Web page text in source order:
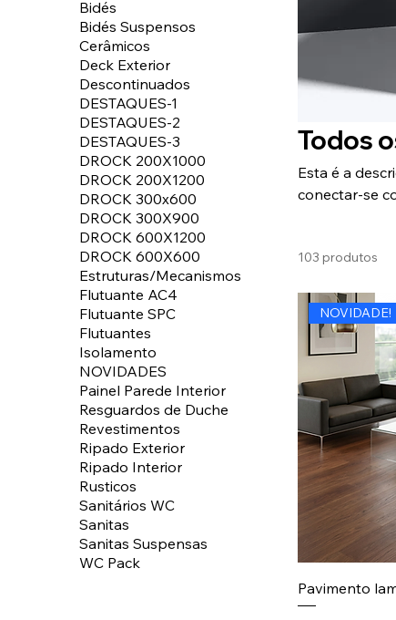
Bidés
Bidés Suspensos
Cerâmicos
Deck Exterior
Descontinuados
DESTAQUES-1
DESTAQUES-2
DESTAQUES-3
DROCK 200X1000
DROCK 200X1200
DROCK 300x600
DROCK 300X900
DROCK 600X1200
DROCK 600X600
Estruturas/Mecanismos
Flutuante AC4
Flutuante SPC
Flutuantes
Isolamento
NOVIDADES
Painel Parede Interior
Resguardos de Duche
Revestimentos
Ripado Exterior
Ripado Interior
Rusticos
Sanitários WC
Sanitas
Sanitas Suspensas
WC Pack
Todos
Esta é a
conectar-se
103 produtos
NOVIDADE!
Pavimento